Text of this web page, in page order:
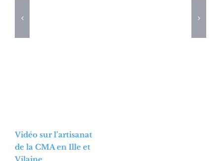
Vidéo sur l’artisanat
de la CMA en Ille et
Vilaine